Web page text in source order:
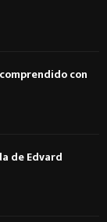
con
de Edvard